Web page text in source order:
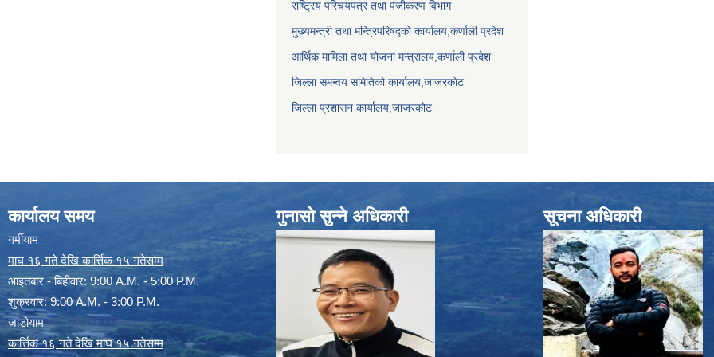
राष्ट्रिय परिचयपत्र तथा पंजीकरण विभाग
मुख्यमन्त्री तथा मन्त्रिपरिषद्को कार्यालय,कर्णाली प्रदेश
आर्थिक मामिला तथा योजना मन्त्रालय,कर्णाली प्रदेश
जिल्ला समन्वय समितिको कार्यालय,जाजरकाेट
जिल्ला प्रशासन कार्यालय,जाजरकोट
कार्यालय समय
गर्मीयाम
माघ १६ गते देखि कार्त्तिक १५ गतेसम्म
आइतबार - बिहीवार: 9:00 A.M. - 5:00 P.M.
शुक्रवार: 9:00 A.M. - 3:00 P.M.
जाडोयाम
कार्त्तिक १६ गते देखि माघ १५ गतेसम्म
गुनासो सुन्ने अधिकारी सूचना अधिकारी